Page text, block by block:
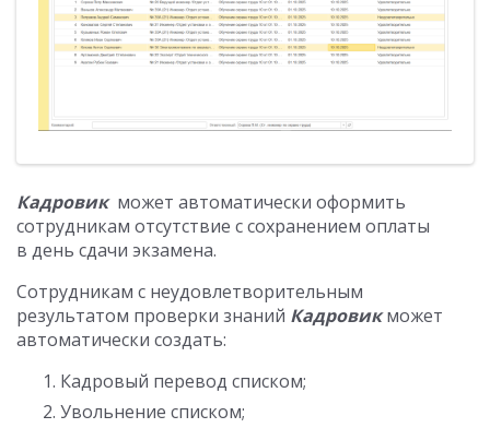
Кадровикможет автоматически оформить
сотрудникам отсутствие с сохранением оплаты
в день сдачи экзамена.
Сотрудникам с неудовлетворительным
результатом проверки знаний Кадровикможет
автоматически создать:
Кадровый перевод списком;
Увольнение списком;